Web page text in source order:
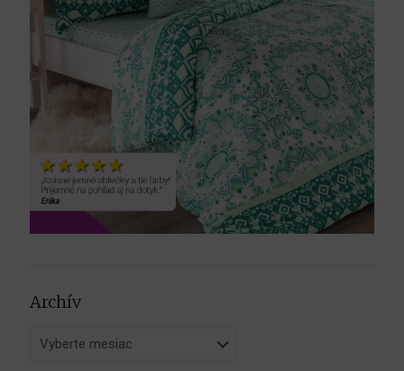
Archív